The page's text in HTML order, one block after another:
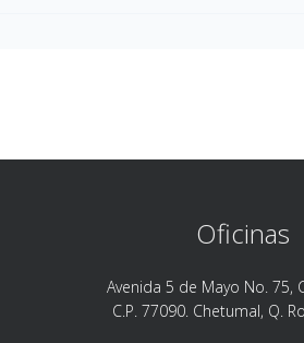
Oficinas
Avenida 5 de Mayo No. 75,
C.P. 77090. Chetumal, Q.